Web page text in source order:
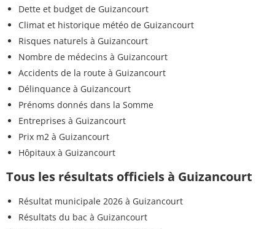
Dette et budget de Guizancourt
Climat et historique météo de Guizancourt
Risques naturels à Guizancourt
Nombre de médecins à Guizancourt
Accidents de la route à Guizancourt
Délinquance à Guizancourt
Prénoms donnés dans la Somme
Entreprises à Guizancourt
Prix m2 à Guizancourt
Hôpitaux à Guizancourt
Tous les résultats officiels à Guizancourt
Résultat municipale 2026 à Guizancourt
Résultats du bac à Guizancourt